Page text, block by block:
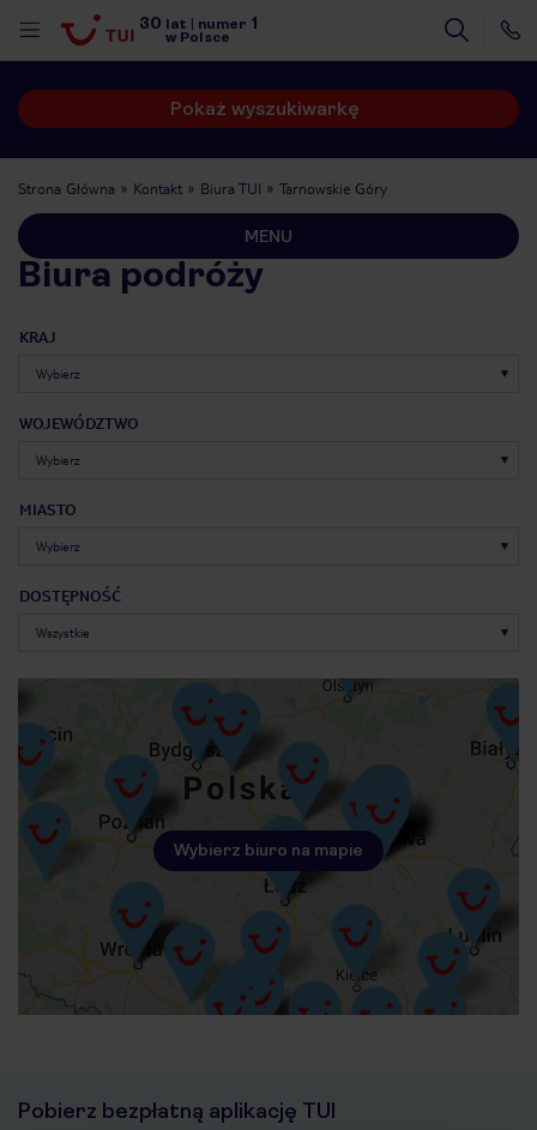
30 lat numer 1
w Polsce
Pokaż wyszukiwarkę
Strona Główna Kontakt Biura TUI Tarnowskie Góry
MENU
Biura podróży
KRAJ
WOJEWÓDZTWO
MIASTO
DOSTĘPNOŚĆ
Wybierz biuro na mapie
Pobierz bezpłatną aplikację TUI